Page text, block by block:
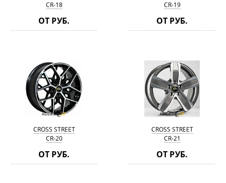
СR-18
ОТ РУБ.
СR-19
ОТ РУБ.
CROSS STREET
СR-20
ОТ РУБ.
CROSS STREET
СR-21
ОТ РУБ.